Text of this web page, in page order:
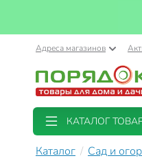
Адреса магазинов
КАТАЛОГ
Каталог Сад и